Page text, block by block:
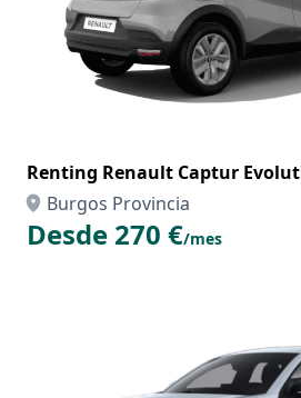
Renting Renault Captur
Burgos Provincia
Desde 270 €/mes